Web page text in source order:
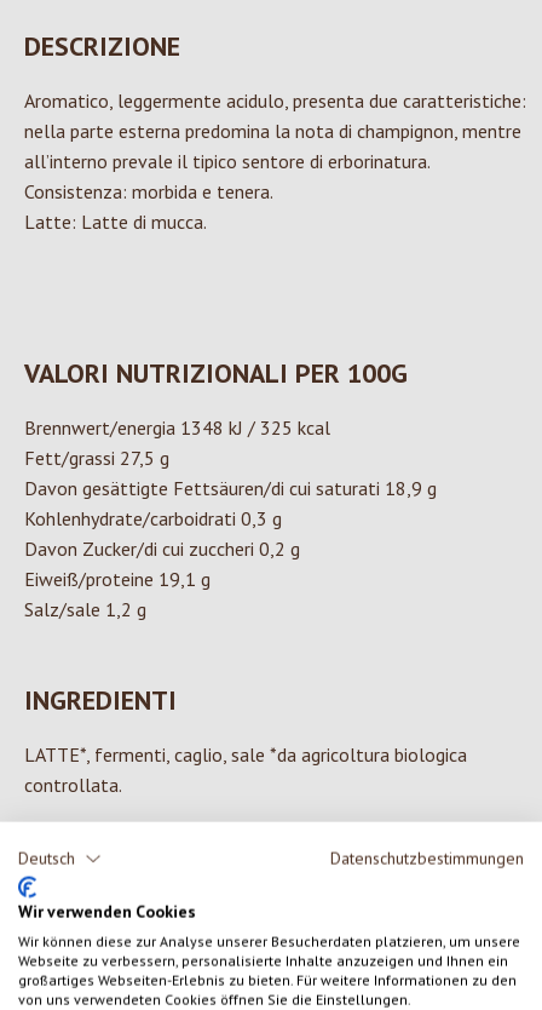
Deutsch Datenschutzbestimmungen
Wir verwenden Cookies
Wir können diese zur Analyse unserer Besucherdaten platzieren, um unsere
Webseite zu verbessern, personalisierte Inhalte anzuzeigen und Ihnen ein
großartiges Webseiten-Erlebnis zu bieten. Für weitere Informationen zu den
von uns verwendeten Cookies öffnen Sie die Einstellungen.
DESCRIZIONE
Aromatico, leggermente acidulo, presenta due caratteristiche:
nella parte esterna predomina la nota di champignon, mentre
all’interno prevale il tipico sentore di erborinatura.
Consistenza: morbida e tenera.
Latte: Latte di mucca.
VALORI NUTRIZIONALI PER 100G
Brennwert/energia 1348 kJ / 325 kcal
Fett/grassi 27,5 g
Davon gesättigte Fettsäuren/di cui saturati 18,9 g
Kohlenhydrate/carboidrati 0,3 g
Davon Zucker/di cui zuccheri 0,2 g
Eiweiß/proteine 19,1 g
Salz/sale 1,2 g
INGREDIENTI
LATTE*, fermenti, caglio, sale *da agricoltura biologica
controllata.
0 di 0 valutazioni
Valutazione media di 0 su 5 stelle
Formula una valutazione!